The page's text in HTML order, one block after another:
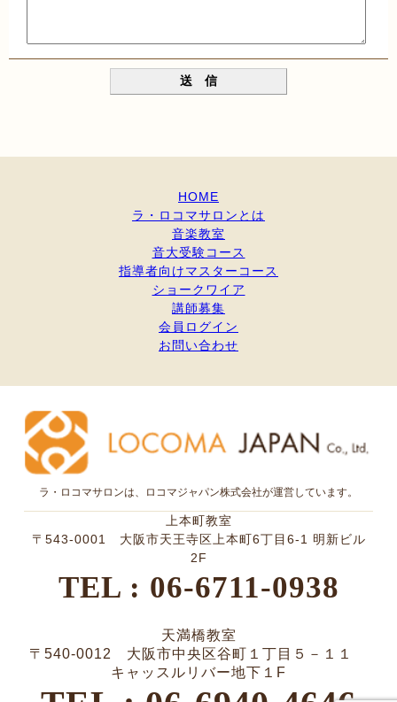
HOME
ラ・ロコマサロンとは
音楽教室
音大受験コース
指導者向けマスターコース
ショークワイア
講師募集
会員ログイン
お問い合わせ
ラ・ロコマサロンは、ロコマジャパン株式会社が運営しています。
上本町教室
〒543-0001 大阪市天王寺区上本町6丁目6-1 明新ビル
2F
TEL : 06-6711-0938
天満橋教室
〒540-0012 大阪市中央区谷町１丁目５－１１
キャッスルリバー地下１F